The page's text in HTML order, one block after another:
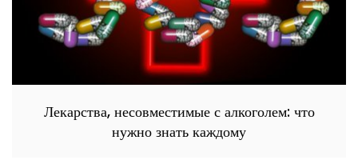
Лекарства, несовместимые с алкоголем: что
нужно знать каждому